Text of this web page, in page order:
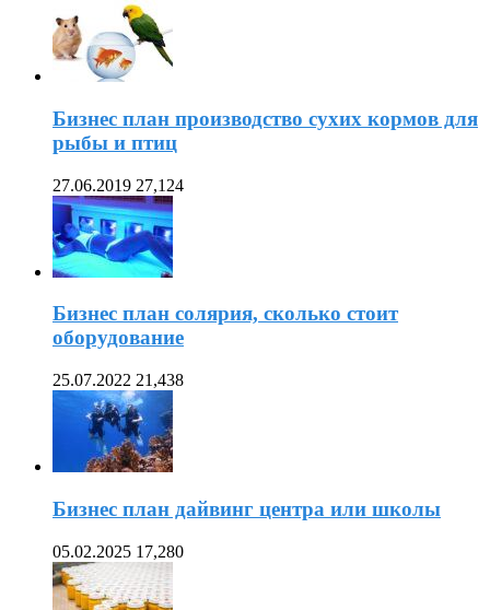
Бизнес план производство сухих кормов для
рыбы и птиц
27.06.2019 27,124
Бизнес план солярия, сколько стоит
оборудование
25.07.2022 21,438
Бизнес план дайвинг центра или школы
05.02.2025 17,280